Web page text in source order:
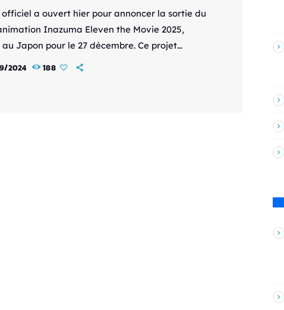
officiel a ouvert hier pour annoncer la sortie du
Inazuma Eleven the Movie 2025,
Japon pour le 27 décembre. Ce projet
se déclinera en deux opus distincts : Eiga
2024 188